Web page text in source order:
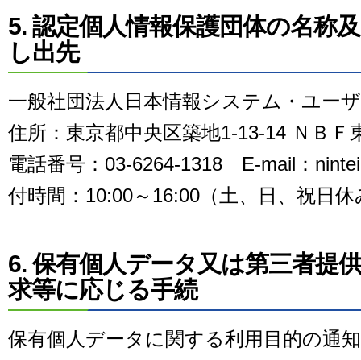
5. 認定個人情報保護団体の名称
し出先
一般社団法人日本情報システム・ユー
住所：東京都中央区築地1-13-14 ＮＢＦ
電話番号：03-6264-1318 E-mail：
付時間：10:00～16:00（土、日、祝日休
6. 保有個人データ又は第三者提
求等に応じる手続
保有個人データに関する利用目的の通